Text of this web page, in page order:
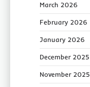
March 2026
February 2026
January 2026
December 2025
November 2025